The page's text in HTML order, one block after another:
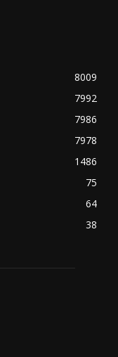
8009
7992
7986
7978
1486
75
64
38